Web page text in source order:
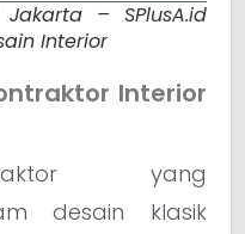
– SPlusA.id
Interior
Interior
yang
desain klasik